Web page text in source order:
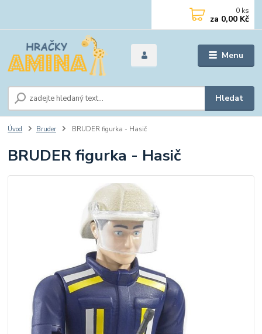
Menu
Hledat
0 ks
za 0,00 Kč
Úvod Bruder BRUDER figurka - Hasič
BRUDER figurka - Hasič